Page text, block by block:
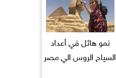
نمو هائل في أعداد
السياح الروس الي مصر